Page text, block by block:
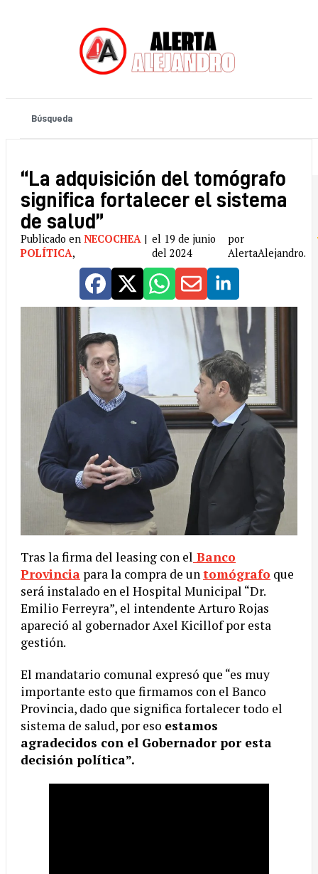
“La adquisición del tomógrafo
significa fortalecer el sistema
de salud”
Publicado en NECOCHEA |
POLÍTICA,
el 19 de junio
del 2024
por
AlertaAlejandro.
Tras la firma del leasing con el Banco
Provincia para la compra de un tomógrafo que
será instalado en el Hospital Municipal “Dr.
Emilio Ferreyra”, el intendente Arturo Rojas
apareció al gobernador Axel Kicillof por esta
gestión.
El mandatario comunal expresó que “es muy
importante esto que firmamos con el Banco
Provincia, dado que significa fortalecer todo el
sistema de salud, por eso estamos
agradecidos con el Gobernador por esta
decisión política”.